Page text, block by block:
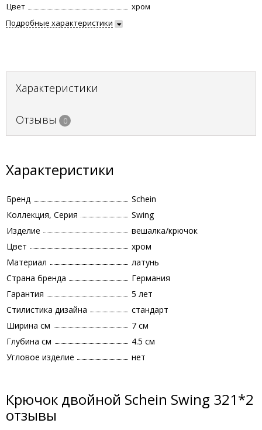
Цвет
хром
Подробные характеристики
Характеристики
Отзывы 0
Характеристики
Бренд
Schein
Коллекция, Серия
Swing
Изделие
вешалка/крючок
Цвет
хром
Материал
латунь
Страна бренда
Германия
Гарантия
5 лет
Стилистика дизайна
стандарт
Ширина см
7 см
Глубина см
4.5 см
Угловое изделие
нет
Крючок двойной Schein Swing 321*2
отзывы